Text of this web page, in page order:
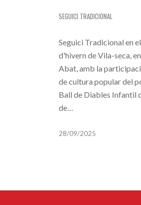
SEGUICI TRADICIONAL
Seguici Tradicional en
d'hivern de Vila-seca,
Abat, amb la
de cultura popular del
Ball de Diables Infantil
de…
28/09/2025